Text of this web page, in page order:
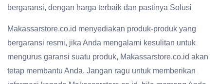
bergaransi, dengan harga terbaik dan pastinya Solusi
Makassarstore.co.id menyediakan produk-produk yang
bergaransi resmi, jika Anda mengalami kesulitan untuk
mengurus garansi suatu produk, Makassarstore.co.id akan
tetap membantu Anda. Jangan ragu untuk memberikan